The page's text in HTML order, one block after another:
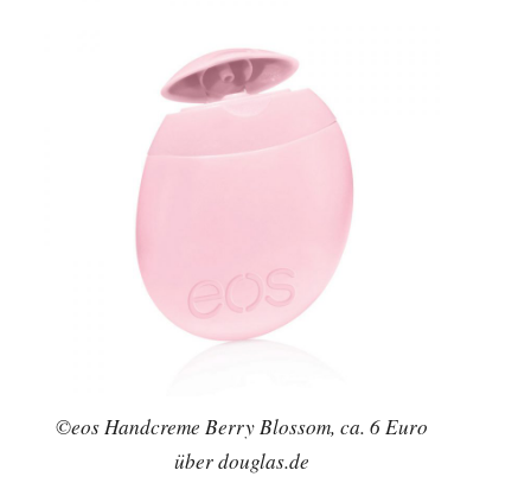
©eos Handcreme Berry Blossom, ca. 6 Euro
über douglas.de